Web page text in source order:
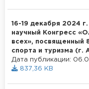
16-19 декабря 2024
научный Конгресс
всех», посвященный
спорта и туризма (г.
Дата публикации:
837,36 KB